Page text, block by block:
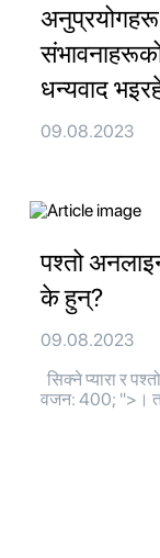
अनुप्रयोगहरू
धन्यवाद
09.08.2023
पश्तो
के हुन्?
09.08.2023
सिक्ने प्यारा र
वजन: 400; ">।